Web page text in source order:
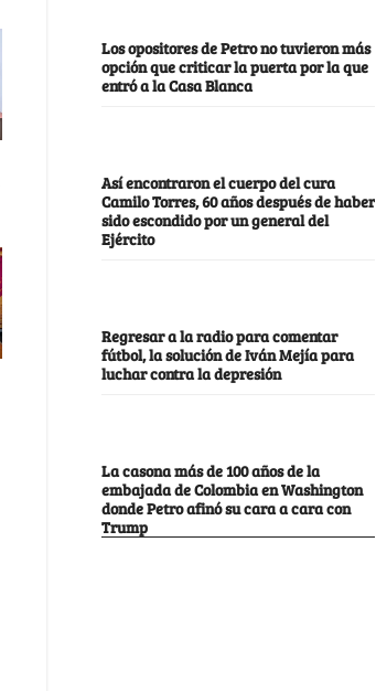
Los opositores de Petro no tuvieron más
opción que criticar la puerta por la que
entró a la Casa Blanca
Así encontraron el cuerpo del cura
Camilo Torres, 60 años después de haber
sido escondido por un general del
Ejército
Regresar a la radio para comentar
fútbol, la solución de Iván Mejía para
luchar contra la depresión
La casona más de 100 años de la
embajada de Colombia en Washington
donde Petro afinó su cara a cara con
Trump